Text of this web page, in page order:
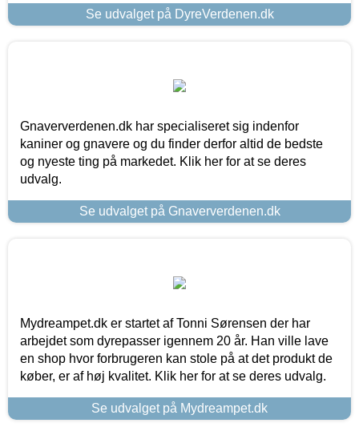
Se udvalget på DyreVerdenen.dk
Gnaververdenen.dk har specialiseret sig indenfor
kaniner og gnavere og du finder derfor altid de bedste
og nyeste ting på markedet. Klik her for at se deres
udvalg.
Se udvalget på Gnaververdenen.dk
Mydreampet.dk er startet af Tonni Sørensen der har
arbejdet som dyrepasser igennem 20 år. Han ville lave
en shop hvor forbrugeren kan stole på at det produkt de
køber, er af høj kvalitet. Klik her for at se deres udvalg.
Se udvalget på Mydreampet.dk